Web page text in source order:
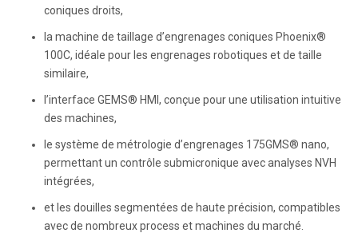
coniques droits,
la machine de taillage d’engrenages coniques Phoenix®
100C, idéale pour les engrenages robotiques et de taille
similaire,
l’interface GEMS® HMI, conçue pour une utilisation intuitive
des machines,
le système de métrologie d’engrenages 175GMS® nano,
permettant un contrôle submicronique avec analyses NVH
intégrées,
et les douilles segmentées de haute précision, compatibles
avec de nombreux process et machines du marché.